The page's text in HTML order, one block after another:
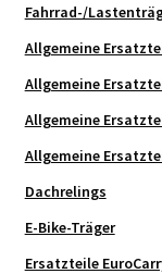
Fahrrad-/
Allgemeine
Allgemeine
Allgemeine
Allgemeine
Dachrelings
E-Bike-Träger
Ersatzteile